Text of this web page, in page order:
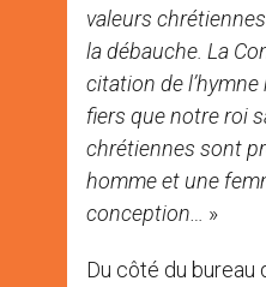
valeurs
la débauche. La
citation de
fiers que notre roi
chrétiennes sont
homme et une
conception…
»
Du côté du bureau